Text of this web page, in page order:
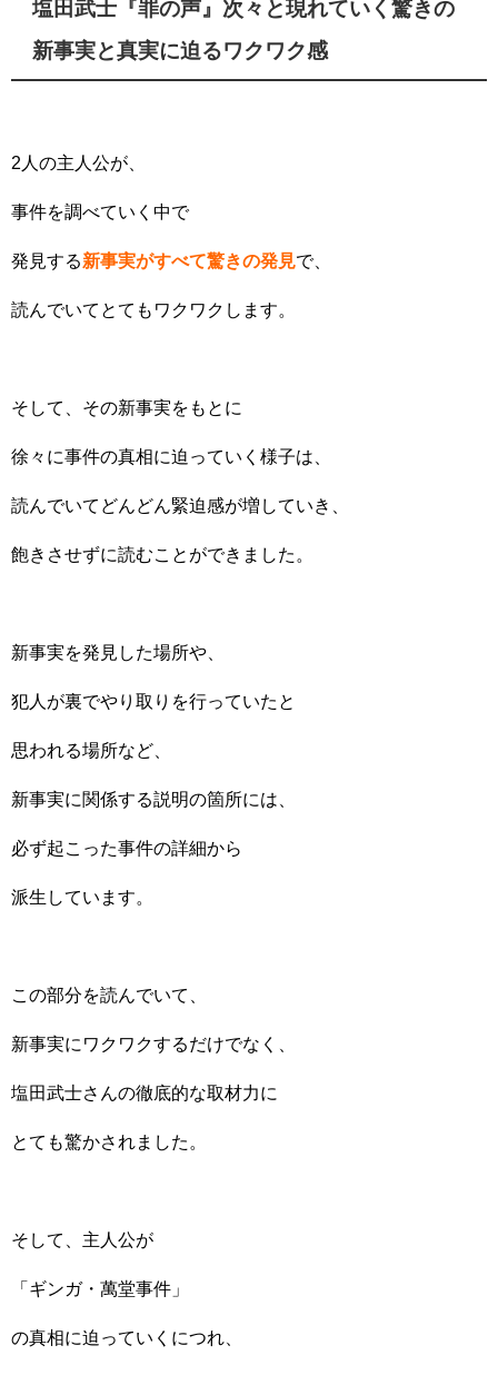
塩田武士『罪の声』次々と現れていく驚きの
新事実と真実に迫るワクワク感
2人の主人公が、
事件を調べていく中で
発見する新事実がすべて驚きの発見で、
読んでいてとてもワクワクします。
そして、その新事実をもとに
徐々に事件の真相に迫っていく様子は、
読んでいてどんどん緊迫感が増していき、
飽きさせずに読むことができました。
新事実を発見した場所や、
犯人が裏でやり取りを行っていたと
思われる場所など、
新事実に関係する説明の箇所には、
必ず起こった事件の詳細から
派生しています。
この部分を読んでいて、
新事実にワクワクするだけでなく、
塩田武士さんの徹底的な取材力に
とても驚かされました。
そして、主人公が
「ギンガ・萬堂事件」
の真相に迫っていくにつれ、